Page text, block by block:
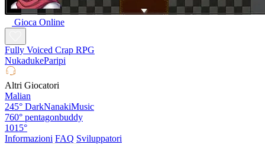
Gioca Online
Fully Voiced Crap RPG
NukadukeParipi
Altri Giocatori
Malian
245° DarkNanakiMusic
760° pentagonbuddy
1015°
Informazioni FAQ Sviluppatori